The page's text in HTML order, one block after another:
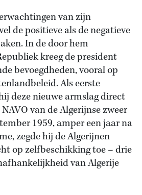
van zijn
de positieve als de negatieve
In de door hem
kreeg de president
bevoegdheden, vooral op
Als eerste
deze nieuwe armslag direct
van de Algerijnse zweer
1959, amper een jaar na
zegde hij de Algerijnen
op zelfbeschikking toe – drie
van Algerije